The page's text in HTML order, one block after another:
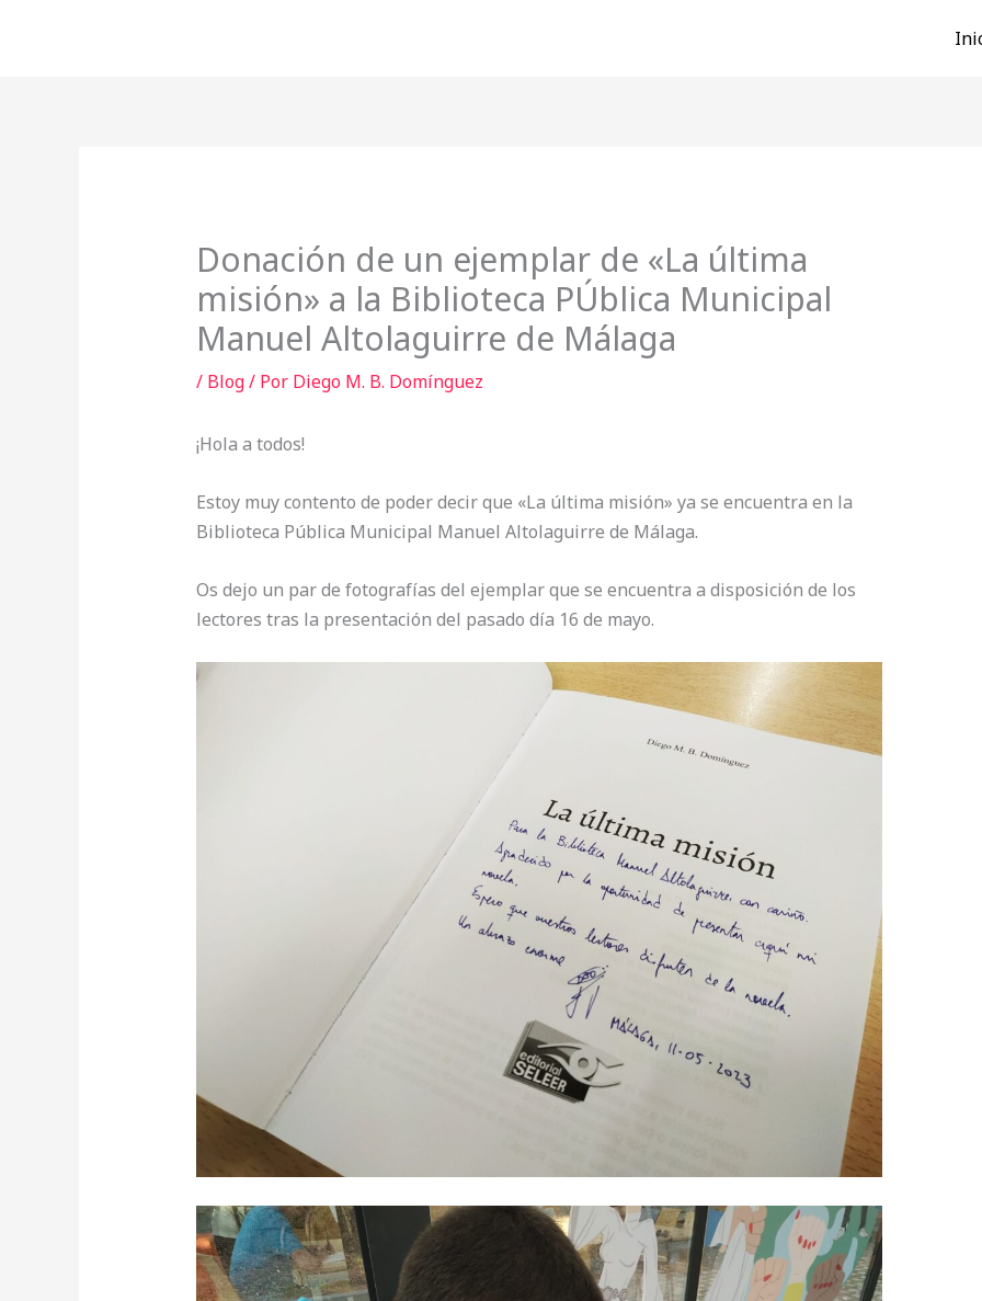
Donación de un ejemplar de «La última
misión» a la Biblioteca PÚblica Municipal
Manuel Altolaguirre de Málaga
/ Blog/ Por Diego M. B. Domínguez
¡Hola a todos!
Estoy muy contento de poder decir que «La última misión» ya se encuentra en la
Biblioteca Pública Municipal Manuel Altolaguirre de Málaga.
Os dejo un par de fotografías del ejemplar que se encuentra a disposición de los
lectores tras la presentación del pasado día 16 de mayo.